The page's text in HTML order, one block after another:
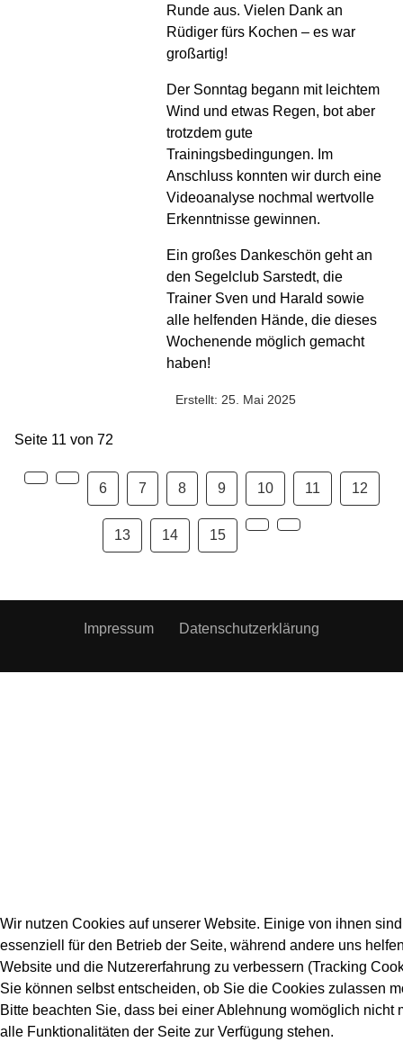
Runde aus. Vielen Dank an
Rüdiger fürs Kochen – es war
großartig!
Der Sonntag begann mit leichtem
Wind und etwas Regen, bot aber
trotzdem gute
Trainingsbedingungen. Im
Anschluss konnten wir durch eine
Videoanalyse nochmal wertvolle
Erkenntnisse gewinnen.
Ein großes Dankeschön geht an
den Segelclub Sarstedt, die
Trainer Sven und Harald sowie
alle helfenden Hände, die dieses
Wochenende möglich gemacht
haben!
Erstellt: 25. Mai 2025
Seite 11 von 72
6 7 8 9 10 11 12
13 14 15
Impressum Datenschutzerklärung
Wir nutzen Cookies auf unserer Website. Einige von ihnen sind
essenziell für den Betrieb der Seite, während andere uns
Website und die Nutzererfahrung zu verbessern (Tracking
Sie können selbst entscheiden, ob Sie die Cookies zulassen
Bitte beachten Sie, dass bei einer Ablehnung womöglich nicht
alle Funktionalitäten der Seite zur Verfügung stehen.